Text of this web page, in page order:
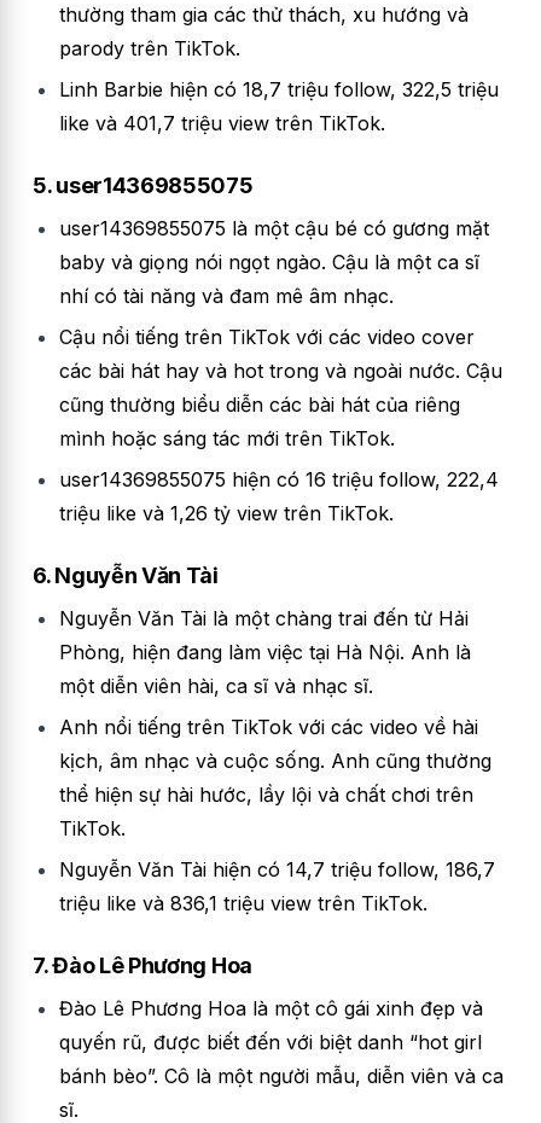
thường tham gia các thử thách, xu hướng và
parody trên TikTok.
Linh Barbie hiện có 18,7 triệu follow, 322,5 triệu
like và 401,7 triệu view trên TikTok.
5. user14369855075
user14369855075 là một cậu bé có gương mặt
baby và giọng nói ngọt ngào. Cậu là một ca sĩ
nhí có tài năng và đam mê âm nhạc.
Cậu nổi tiếng trên TikTok với các video cover
các bài hát hay và hot trong và ngoài nước. Cậu
cũng thường biểu diễn các bài hát của riêng
mình hoặc sáng tác mới trên TikTok.
user14369855075 hiện có 16 triệu follow, 222,4
triệu like và 1,26 tỷ view trên TikTok.
6. Nguyễn Văn Tài
Nguyễn Văn Tài là một chàng trai đến từ Hải
Phòng, hiện đang làm việc tại Hà Nội. Anh là
một diễn viên hài, ca sĩ và nhạc sĩ.
Anh nổi tiếng trên TikTok với các video về hài
kịch, âm nhạc và cuộc sống. Anh cũng thường
thể hiện sự hài hước, lầy lội và chất chơi trên
TikTok.
Nguyễn Văn Tài hiện có 14,7 triệu follow, 186,7
triệu like và 836,1 triệu view trên TikTok.
7. Đào Lê Phương Hoa
Đào Lê Phương Hoa là một cô gái xinh đẹp và
quyến rũ, được biết đến với biệt danh “hot girl
bánh bèo”. Cô là một người mẫu, diễn viên và ca
sĩ.